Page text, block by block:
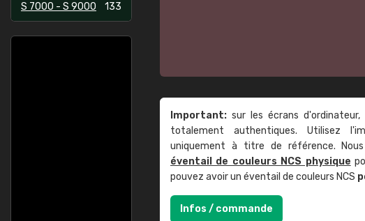
S 7000 - S 9000 133
Important: sur les écrans d'ordinateur,
totalement authentiques. Utilisez
uniquement à titre de référence.
éventail de couleurs NCS physique
pouvez avoir un éventail de couleurs NCS
Infos / commande